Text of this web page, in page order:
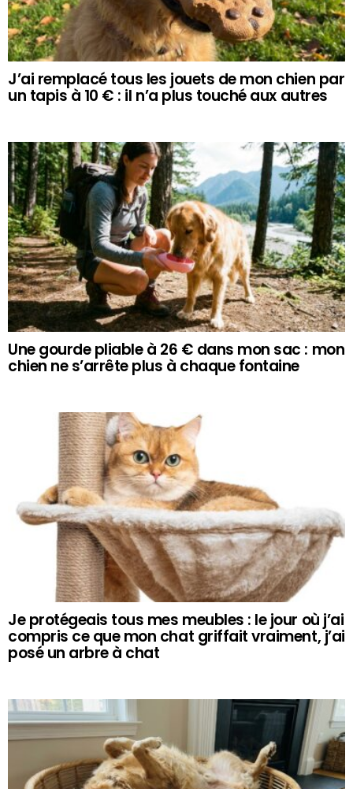
J’ai remplacé tous les jouets de mon chien par
un tapis à 10 € : il n’a plus touché aux autres
Une gourde pliable à 26 € dans mon sac : mon
chien ne s’arrête plus à chaque fontaine
Je protégeais tous mes meubles : le jour où j’ai
compris ce que mon chat griffait vraiment, j’ai
posé un arbre à chat